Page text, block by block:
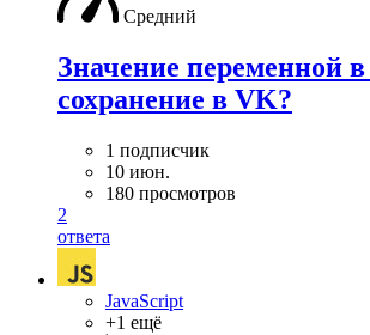
Средний
Значение переменной
сохранение в VK?
1 подписчик
10 июн.
180 просмотров
2
ответа
JavaScript
+1 ещё